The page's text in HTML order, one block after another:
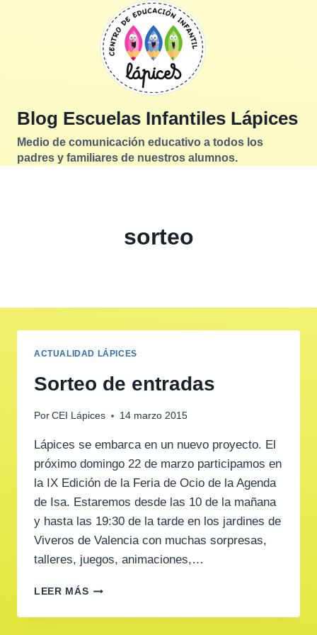
Blog Escuelas Infantiles Lápices
Medio de comunicación educativo a todos los
padres y familiares de nuestros alumnos.
sorteo
ACTUALIDAD LÁPICES
Sorteo de entradas
Por CEI Lápices 14 marzo 2015
Lápices se embarca en un nuevo proyecto. El
próximo domingo 22 de marzo participamos en
la IX Edición de la Feria de Ocio de la Agenda
de Isa. Estaremos desde las 10 de la mañana
y hasta las 19:30 de la tarde en los jardines de
Viveros de Valencia con muchas sorpresas,
talleres, juegos, animaciones,…
LEER MÁSSORTEO
ENTRADAS